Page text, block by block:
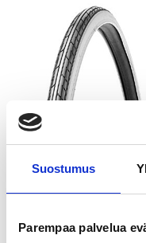
Suostumus
Parempaa palvelua
GOLDEN BOY
ULKORENGAS 37-622
099